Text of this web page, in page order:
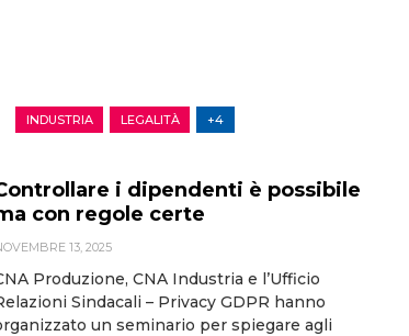
INDUSTRIA LEGALITÀ +4
i dipendenti è possibile
con regole certe
13, 2025
Produzione, CNA Industria e l’Ufficio
Sindacali – Privacy GDPR hanno
un seminario per spiegare agli